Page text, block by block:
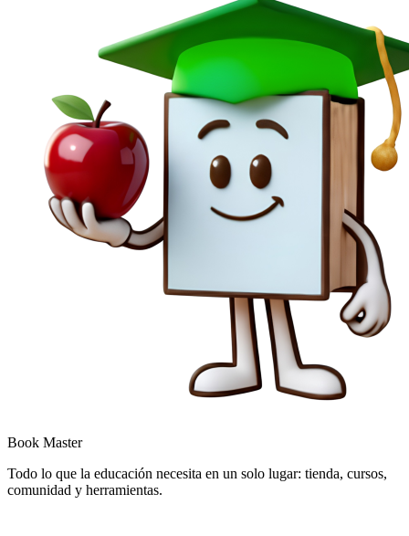
Book Master
Todo lo que la educación necesita en un solo lugar: tienda, cursos,
comunidad y herramientas.